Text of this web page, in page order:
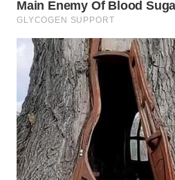
WN
BOGOR
WN
DEPOK
WN
TAPANULI
UTARA